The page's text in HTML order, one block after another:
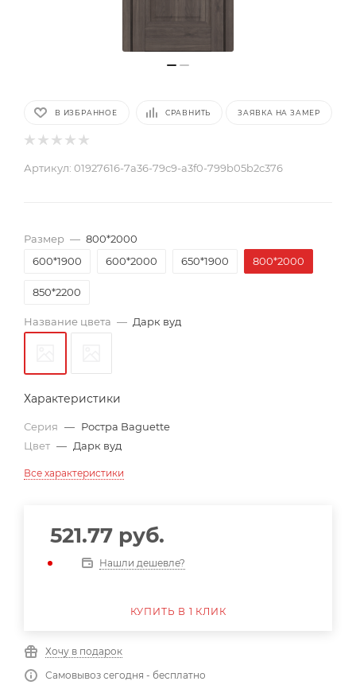
В ИЗБРАННОЕ СРАВНИТЬ ЗАЯВКА НА ЗАМЕР
Артикул: 01927616-7a36-79c9-a3f0-799b05b2c376
Размер — 800*2000
600*1900
600*2000 650*1900 800*2000
850*2200
Название цвета — Дарк вуд
Характеристики
Серия — Ростра Baguette
Цвет — Дарк вуд
Все характеристики
521.77 руб.
Нашли дешевле?
КУПИТЬ В 1 КЛИК
Хочу в подарок
Самовывоз сегодня - бесплатно